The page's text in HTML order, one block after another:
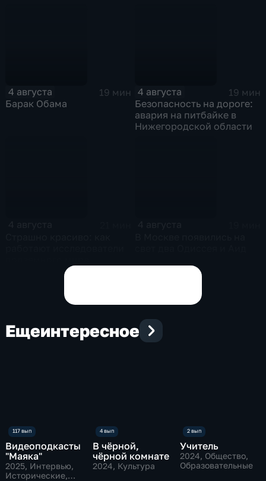
4 августа
19 мин
Барак Обама
4 августа
19 мин
Безопасность на дороге:
авария на питбайке в
Нижегородской области
Ещеинтересное
Видеоподкасты
"Маяка"
2025, Интервью,
Исторические,
В чёрной,
чёрной комнате
2024, Культура
Учитель
2024, Общество,
Образовательные